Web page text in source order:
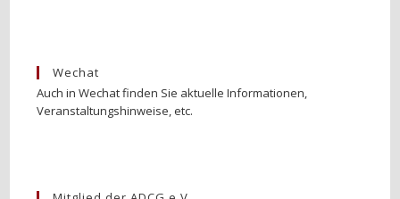
Wechat
Auch in Wechat finden Sie aktuelle Informationen,
Veranstaltungshinweise, etc.